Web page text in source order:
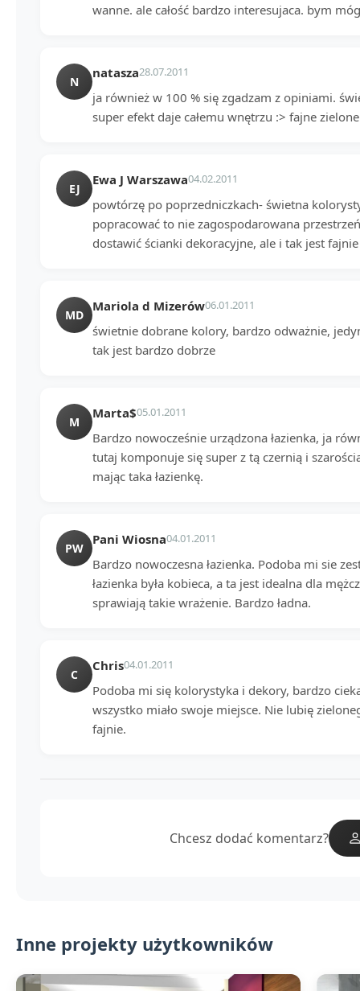
wanne. ale całość bardzo interesujaca. bym
N
natasza28.07.2011
ja również w 100 % się zgadzam z opiniami.
super efekt daje całemu wnętrzu :> fajne
EJ
Ewa J Warszawa04.02.2011
powtórzę po poprzedniczkach- świetna
popracować to nie zagospodarowana
dostawić ścianki dekoracyjne, ale i tak jest fajnie
MD
Mariola d Mizerów06.01.2011
świetnie dobrane kolory, bardzo odważnie,
tak jest bardzo dobrze
M
Marta$05.01.2011
Bardzo nowocześnie urządzona łazienka, ja
tutaj komponuje się super z tą czernią i
mając taka łazienkę.
PW
Pani Wiosna04.01.2011
Bardzo nowoczesna łazienka. Podoba mi sie
łazienka była kobieca, a ta jest idealna dla
sprawiają takie wrażenie. Bardzo ładna.
C
Chris04.01.2011
Podoba mi się kolorystyka i dekory, bardzo
wszystko miało swoje miejsce. Nie lubię
fajnie.
Chcesz dodać komentarz?
Inne projekty użytkowników